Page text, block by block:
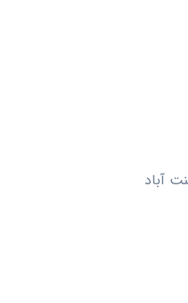
آباد